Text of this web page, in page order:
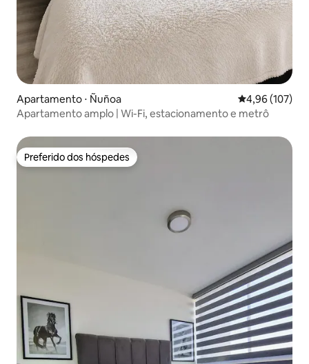
Apartamento ⋅ Ñuñoa 4,96 de uma
4,96 (107)
Apartamento amplo | Wi-Fi, estacionamento e metrô
Preferido dos hóspedes
Preferido dos hóspedes